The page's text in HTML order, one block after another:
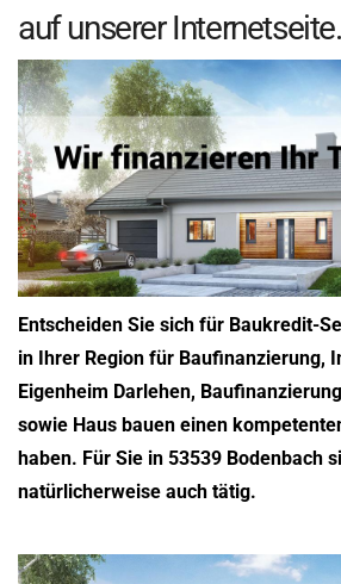
auf unserer Internetseite.
Entscheiden Sie sich für Baukredit-
in Ihrer Region für Baufinanzierung,
Eigenheim Darlehen,
sowie Haus bauen einen
haben. Für Sie in 53539 Bodenbach
natürlicherweise auch tätig.